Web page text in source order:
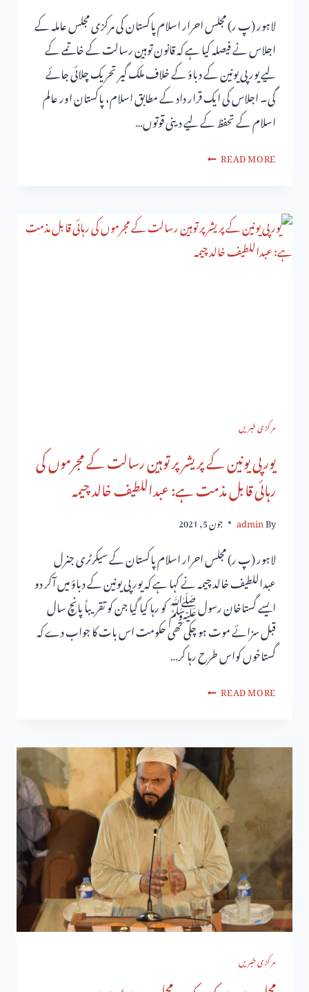
لاہور (پ ر) مجلس احرار اسلام پاکستان کی مرکزی مجلس عاملہ کے
اجلاس نے فیصلہ کیا ہے کہ قانون توہین رسالت کے خاتمے کے
لیے یورپی یونین کے دباؤ کے خلاف ملک گیر تحریک چلائی جائے
گی۔ اجلاس کی ایک قرار داد کے مطابق اسلام، پاکستان اور عالم
اسلام کے تحفظ کے لیے دینی قوتوں…
READ MORE
مرکزی خبریں
یورپی یونین کے پریشر پر توہین رسالت کے مجرموں کی
رہائی قابل مذمت ہے: عبداللطیف خالد چیمہ
By
admin جون 5, 2021
لاہور (پ ر) مجلس احرار اسلام پاکستان کے سیکرٹری جنرل
عبداللطیف خالد چیمہ نے کہا ہے کہ یورپی یونین کے دباؤ میں آکر دو
ایسے گستاخان رسول ﷺ کو رہا کیا گیا جن کو تقریباً پانچ سال
قبل سزائے موت ہو چکی تھی حکومت اس بات کا جواب دے کہ
گستاخوں کواس طرح رہا کر…
READ MORE
مرکزی خبریں